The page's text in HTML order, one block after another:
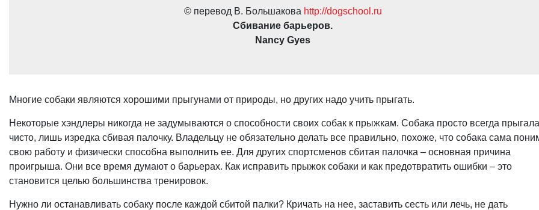
© перевод В. Большакова http://dogschool.ru
Сбивание барьеров.
Nancy Gyes
Многие собаки являются хорошими прыгунами от природы, но других надо учить прыгать.
Некоторые хэндлеры никогда не задумываются о способности своих собак к прыжкам. Собака просто всегда прыгала
чисто, лишь изредка сбивая палочку. Владельцу не обязательно делать все правильно, похоже, что собака сама
свою работу и физически способна выполнить ее. Для других спортсменов сбитая палочка – основная причина
проигрыша. Они все время думают о барьерах. Как исправить прыжок собаки и как предотвратить ошибки – это
становится целью большинства тренировок.
Нужно ли останавливать собаку после каждой сбитой палки? Кричать на нее, заставить сесть или лечь, не дать